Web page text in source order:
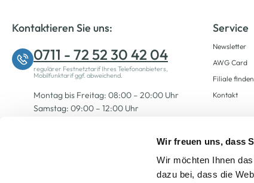
Wir freuen uns, dass
Wir möchten Ihnen
dazu bei, dass die
Kontaktieren Sie uns:
0711 - 72 52 30 42 04
regulärer Festnetztarif Ihres Telefonanbieters,
Mobilfunktarif ggf. abweichend.
Montag bis Freitag: 08:00 – 20:00 Uhr
Samstag: 09:00 – 12:00 Uhr
Service
Newsletter
AWG Card
Filiale finden
Kontakt